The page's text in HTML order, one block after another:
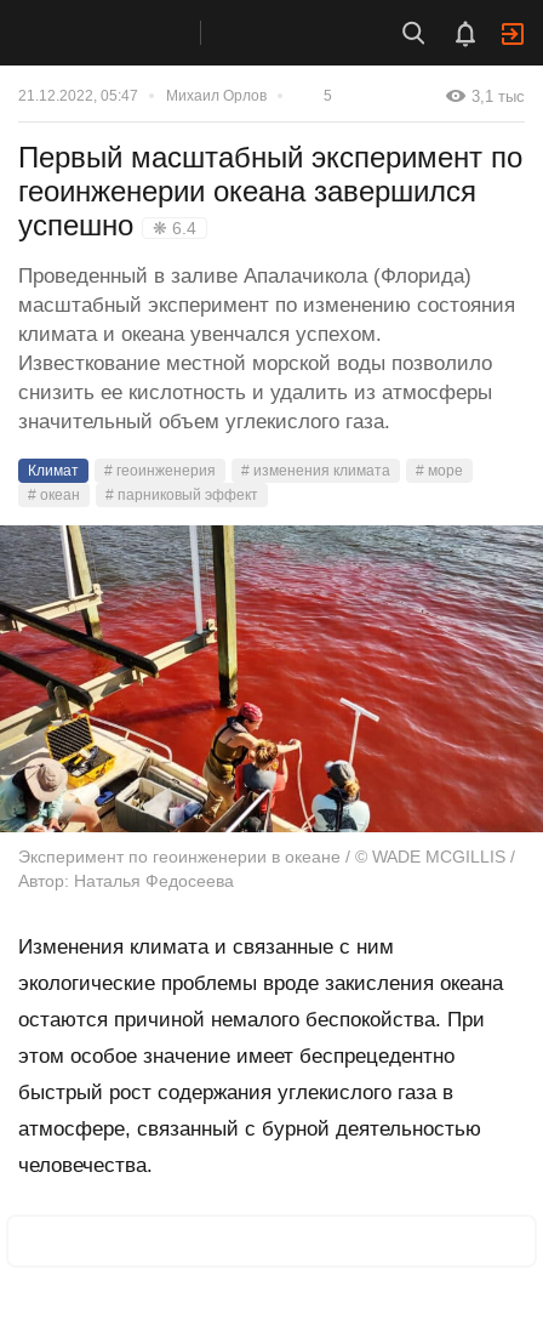
21.12.2022, 05:47 Михаил Орлов 5 3,1 тыс
Первый масштабный эксперимент по
геоинженерии океана завершился
успешно
❋ 6.4
Проведенный в заливе Апалачикола (Флорида)
масштабный эксперимент по изменению состояния
климата и океана увенчался успехом.
Известкование местной морской воды позволило
снизить ее кислотность и удалить из атмосферы
значительный объем углекислого газа.
Климат # геоинженерия # изменения климата
# море
# океан
# парниковый эффект
Эксперимент по геоинженерии в океане / © WADE MCGILLIS /
Автор: Наталья Федосеева
Изменения климата и связанные с ним
экологические проблемы вроде закисления океана
остаются причиной немалого беспокойства. При
этом особое значение имеет беспрецедентно
быстрый рост содержания углекислого газа в
атмосфере, связанный с бурной деятельностью
человечества.